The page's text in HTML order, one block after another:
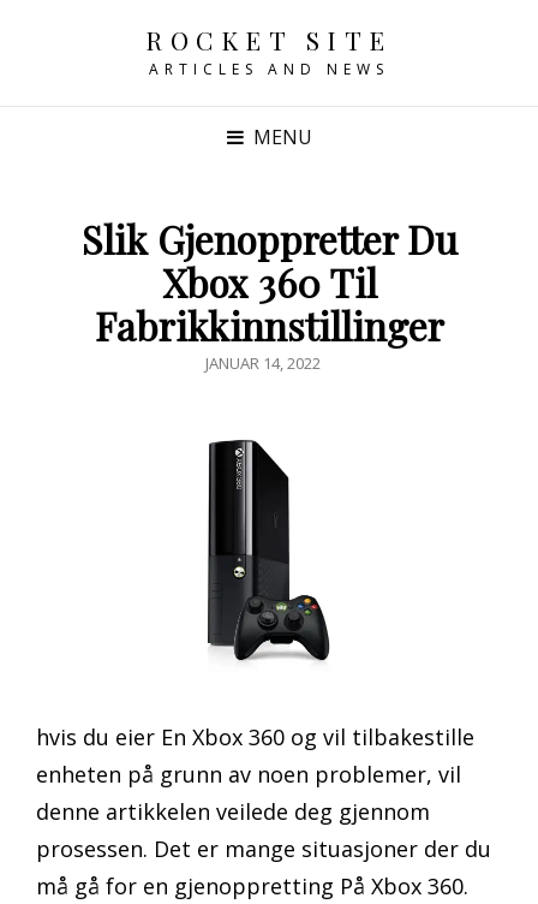
ROCKET SITE
ARTICLES AND NEWS
MENU
Slik Gjenoppretter Du
Xbox 360 Til
Fabrikkinnstillinger
POSTED
JANUAR 14, 2022
hvis du eier En Xbox 360 og vil tilbakestille
enheten på grunn av noen problemer, vil
denne artikkelen veilede deg gjennom
prosessen. Det er mange situasjoner der du
må gå for en gjenoppretting På Xbox 360.